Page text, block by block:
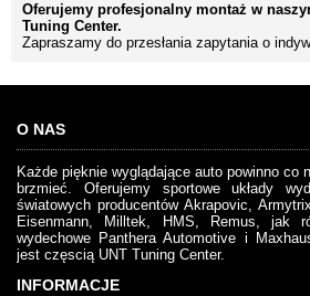
Oferujemy profesjonalny montaż w
Tuning Center.
Zapraszamy do przesłania zapytania o
O NAS
Każde pięknie wyglądające auto powinno co
brzmieć. Oferujemy sportowe układy
światowych producentów Akrapovic,
Eisenmann, Milltek, HMS, Remus, jak
wydechowe Panthera Automotive i
jest częscią UNT Tuning Center.
INFORMACJE